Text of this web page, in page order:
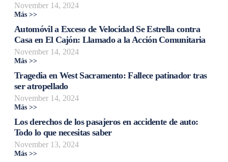
November 14, 2024
Más >>
Automóvil a Exceso de Velocidad Se Estrella contra
Casa en El Cajón: Llamado a la Acción Comunitaria
November 14, 2024
Más >>
Tragedia en West Sacramento: Fallece patinador tras
ser atropellado
November 14, 2024
Más >>
Los derechos de los pasajeros en accidente de auto:
Todo lo que necesitas saber
November 13, 2024
Más >>